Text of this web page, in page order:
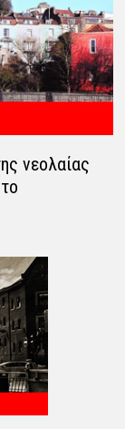
νεολαίας